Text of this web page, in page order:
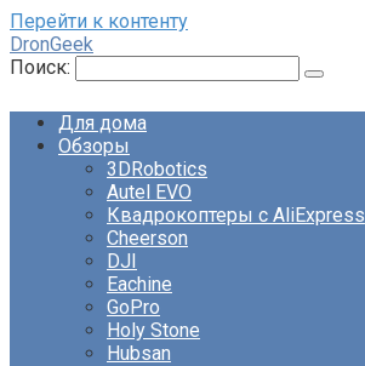
Перейти к контенту
DronGeek
Поиск:
Для дома
Обзоры
3DRobotics
Autel EVO
Квадрокоптеры с AliExpress
Cheerson
DJI
Eachine
GoPro
Holy Stone
Hubsan